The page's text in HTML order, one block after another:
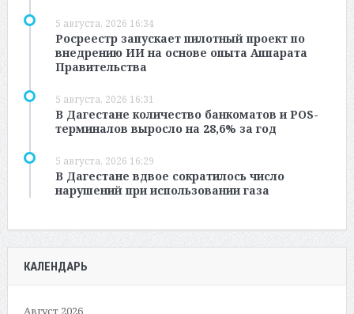
5 августа, 2026 16:34
Росреестр запускает пилотный проект по
внедрению ИИ на основе опыта Аппарата
Правительства
5 августа, 2026 16:31
В Дагестане количество банкоматов и POS-
терминалов выросло на 28,6% за год
5 августа, 2026 16:29
В Дагестане вдвое сократилось число
нарушений при использовании газа
КАЛЕНДАРЬ
Август 2026